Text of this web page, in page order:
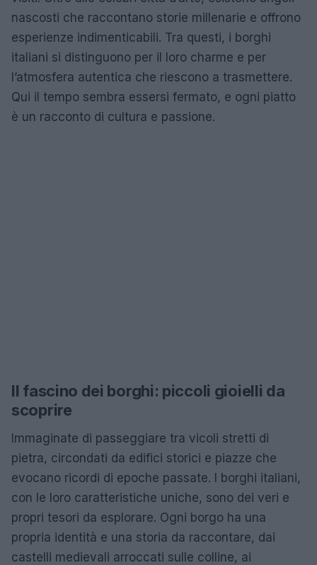
nascosti che raccontano storie millenarie e offrono
esperienze indimenticabili. Tra questi, i borghi
italiani si distinguono per il loro charme e per
l’atmosfera autentica che riescono a trasmettere.
Qui il tempo sembra essersi fermato, e ogni piatto
è un racconto di cultura e passione.
Il fascino dei borghi: piccoli gioielli da
scoprire
Immaginate di passeggiare tra vicoli stretti di
pietra, circondati da edifici storici e piazze che
evocano ricordi di epoche passate. I borghi italiani,
con le loro caratteristiche uniche, sono dei veri e
propri tesori da esplorare. Ogni borgo ha una
propria identità e una storia da raccontare, dai
castelli medievali arroccati sulle colline, ai